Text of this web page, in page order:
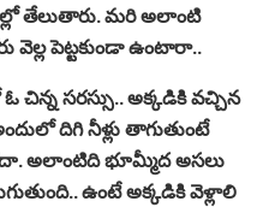
తేలుతారు. మరి అలాంటి
వెల్ల పెట్టకుండా ఉంటారా..
చిన్న సరస్సు.. అక్కడికి వచ్చిన
దిగి నీళ్లు తాగుతుంటే
అలాంటిది భూమ్మీద అసలు
ఉంటే అక్కడికి వెళ్లాలి